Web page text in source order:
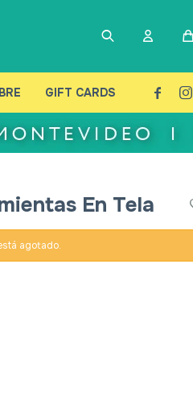
GIFT CARDS  
En Tela
agotado.